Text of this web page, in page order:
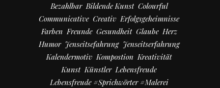
Bezahlbar Bildende Kunst Colourful
Communicative Creativ Erfolgsgeheimnisse
Farben Freunde Gesundheit Glaube Herz
Humor Jenseitsefahrung Jenseitserfahrung
Kalendermotiv Kompostion Kreativität
Kunst Künstler Lebensfreude
Lebensfreude #Sprichwörter #Malerei